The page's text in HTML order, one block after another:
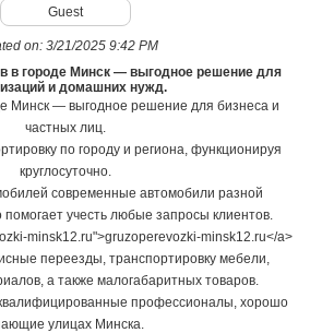
Guest
on: 3/21/2025 9:42 PM
в городе Минск — выгодное решение для
и домашних нужд.
Минск — выгодное решение для бизнеса и
частных лиц.
по городу и региона, функционируя
круглосуточно.
современные автомобили разной
помогает учесть любые запросы клиентов.
minsk12.ru">gruzoperevozki-minsk12.ru</a>
переезды, транспортировку мебели,
а также малогабаритных товаров.
профессионалы, хорошо
улицах Минска.